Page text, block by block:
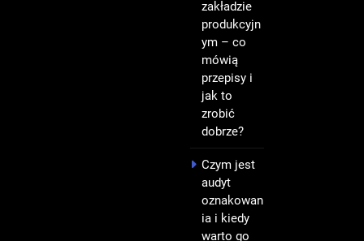
zakładzie
produkcyjn
ym – co
mówią
przepisy i
jak to
zrobić
dobrze?
Czym jest
audyt
oznakowan
ia i kiedy
warto go